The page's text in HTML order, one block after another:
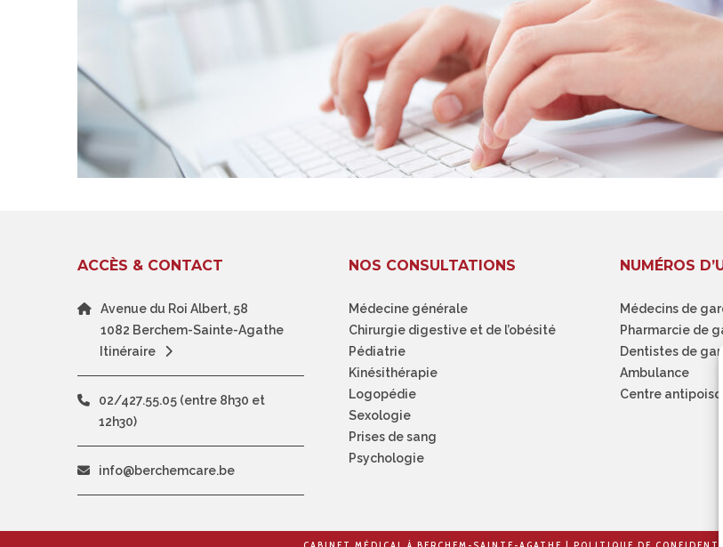
ACCÈS & CONTACT
Avenue du Roi Albert, 58
1082 Berchem-Sainte-Agathe
Itinéraire
02/427.55.05 (entre 8h30 et
12h30)
info@berchemcare.be
NOS CONSULTATIONS
Médecine générale
Chirurgie digestive et de l’obésité
Pédiatrie
Kinésithérapie
Logopédie
Sexologie
Prises de sang
Psychologie
NUMÉROS
Médecins de
Pharmarcie de
Dentistes de
Ambulance
Centre antipoison